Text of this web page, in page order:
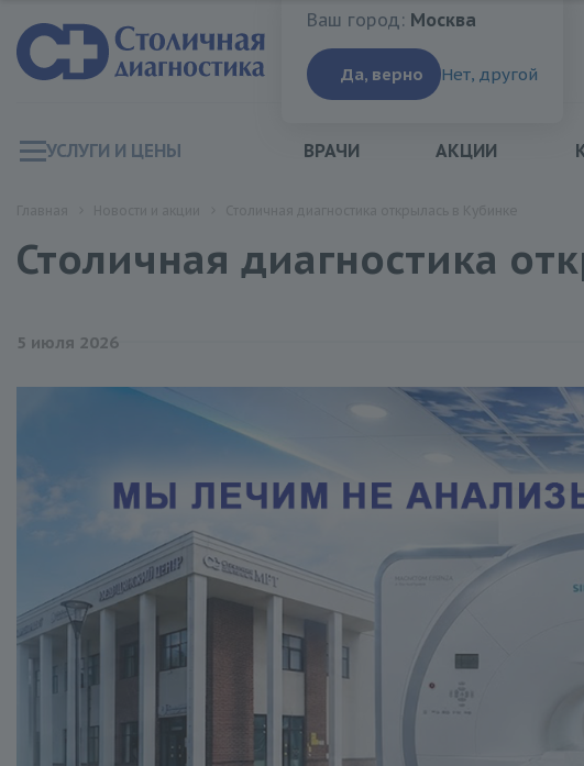
Ваш город:Москва
Ваш город: Москва
Да, верно Нет, другой
УСЛУГИ И ЦЕНЫ ВРАЧИ АКЦИИ
Столичная диагностика
5 июля 2026